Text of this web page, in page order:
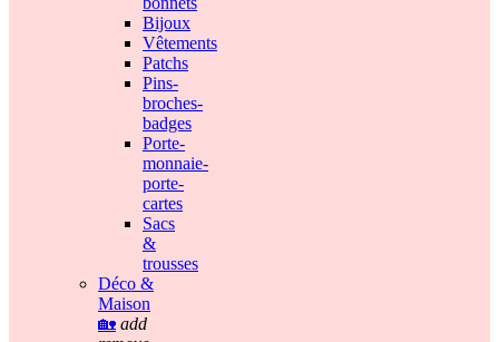
Bijoux
Vêtements
Patchs
Pins-
broches-
badges
Porte-
monnaie-
porte-
cartes
Sacs
&
trousses
Déco &
Maison
🏡 add